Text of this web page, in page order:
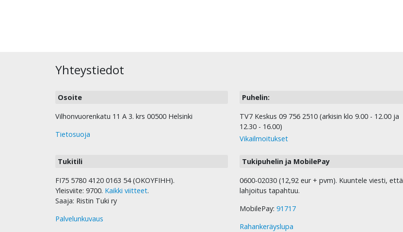
Yhteystiedot
Osoite
Vilhonvuorenkatu 11 A 3. krs 00500 Helsinki
Tietosuoja
Puhelin:
TV7 Keskus 09 756 2510 (arkisin klo 9.00 - 12.00 ja
12.30 - 16.00)
Vikailmoitukset
Tukitili
FI75 5780 4120 0163 54 (OKOYFIHH).
Yleisviite: 9700. Kaikki viitteet.
Saaja: Ristin Tuki ry
Palvelunkuvaus
Tukipuhelin ja MobilePay
0600-02030 (12,92 eur + pvm). Kuuntele viesti, että
lahjoitus tapahtuu.
MobilePay: 91717
Rahankeräyslupa